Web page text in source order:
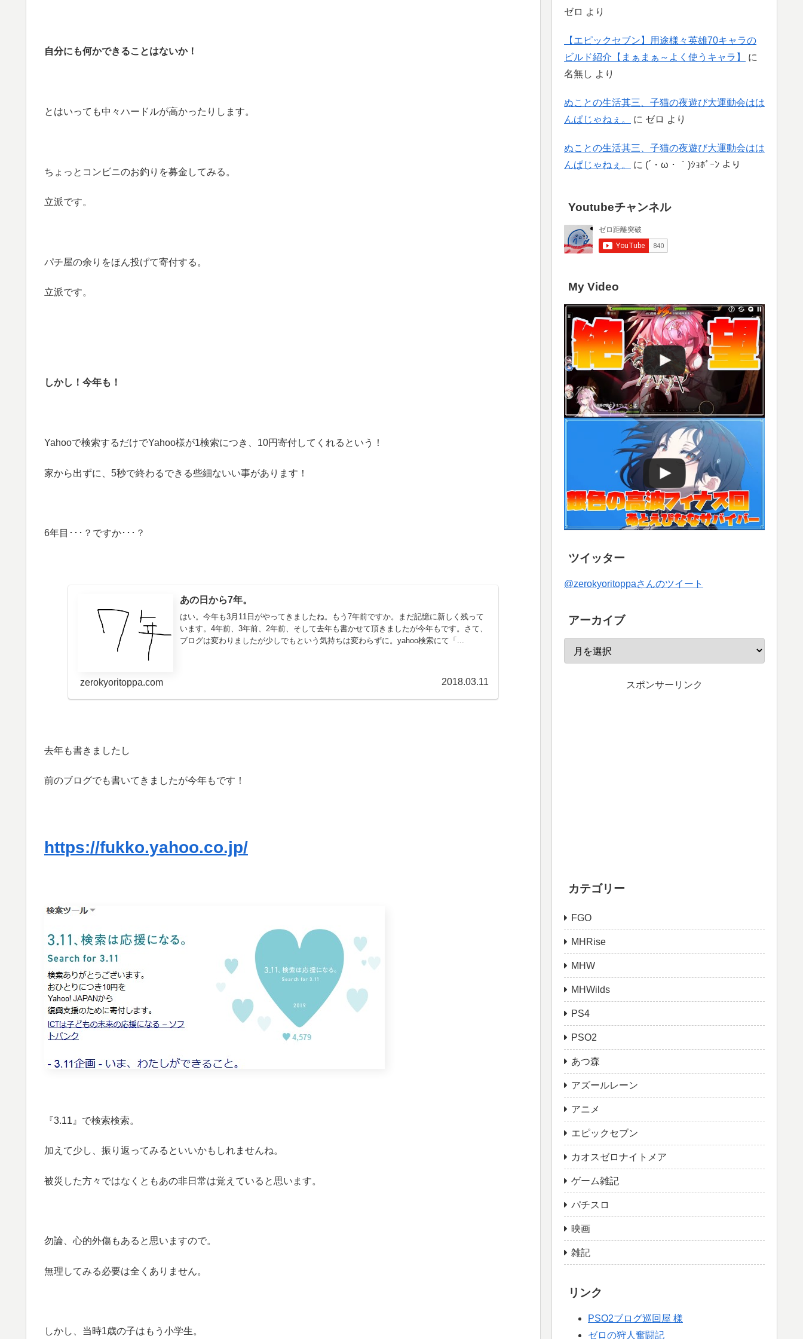
自分にも何かできることはないか！
とはいっても中々ハードルが高かったりします。
ちょっとコンビニのお釣りを募金してみる。
立派です。
パチ屋の余りをほん投げて寄付する。
立派です。
しかし！今年も！
Yahooで検索するだけでYahoo様が1検索につき、10円寄付してくれるという！
家から出ずに、5秒で終わるできる些細ないい事があります！
6年目･･･？ですか･･･？
あの日から7年。
はい。今年も3月11日がやってきましたね。もう7年前ですか。まだ記憶に新しく残って
います。4年前、3年前、2年前、そして去年も書かせて頂きましたが今年もです。さて、
ブログは変わりましたが少しでもという気持ちは変わらずに。yahoo検索にて「...
zerokyoritoppa.com 2018.03.11
去年も書きましたし
前のブログでも書いてきましたが今年もです！
https://fukko.yahoo.co.jp/
『3.11』で検索検索。
加えて少し、振り返ってみるといいかもしれませんね。
被災した方々ではなくともあの非日常は覚えていると思います。
勿論、心的外傷もあると思いますので。
無理してみる必要は全くありません。
しかし、当時1歳の子はもう小学生。
ゼロ より
【エピックセブン】用途様々英雄70キャラの
ビルド紹介【まぁまぁ～よく使うキャラ】
に
名無し より
ぬことの生活其三、子猫の夜遊び大運動会はは
んぱじゃねぇ。
に ゼロ より
ぬことの生活其三、子猫の夜遊び大運動会はは
んぱじゃねぇ。
に (´・ω・｀)ｼｮﾎﾞｰﾝ より
Youtubeチャンネル
My Video
ツイッター
@zerokyoritoppaさんのツイート
アーカイブ
スポンサーリンク
カテゴリー
FGO
MHRise
MHW
MHWilds
PS4
PSO2
あつ森
アズールレーン
アニメ
エピックセブン
カオスゼロナイトメア
ゲーム雑記
パチスロ
映画
雑記
リンク
PSO2ブログ巡回屋 様
ゼロの狩人奮闘記